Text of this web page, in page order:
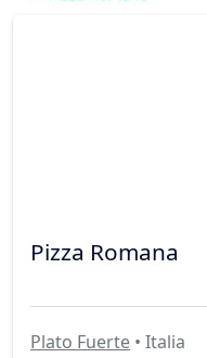
Pizza Romana
Plato Fuerte • Italia